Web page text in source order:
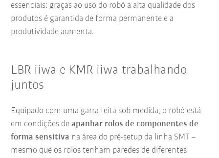
essenciais: graças ao uso do robô a alta qualidade dos
produtos é garantida de forma permanente e a
produtividade aumenta.
LBR iiwa e KMR iiwa trabalhando
juntos
Equipado com uma garra feita sob medida, o robô está
em condições deapanhar rolos de componentes de
forma sensitiva na área do pré-setup da linha SMT –
mesmo que os rolos tenham paredes de diferentes